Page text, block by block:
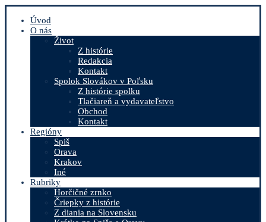
Úvod
O nás
Život
Z histórie
Redakcia
Kontakt
Spolok Slovákov v Poľsku
Z histórie spolku
Tlačiareň a vydavateľstvo
Obchod
Kontakt
Regióny
Spiš
Orava
Krakov
Iné
Rubriky
Horčičné zrnko
Čriepky z histórie
Z diania na Slovensku